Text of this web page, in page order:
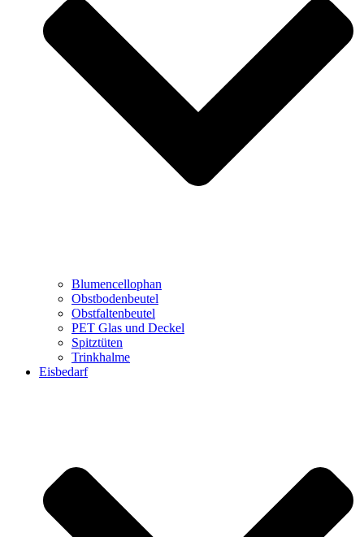
Blumencellophan
Obstbodenbeutel
Obstfaltenbeutel
PET Glas und Deckel
Spitztüten
Trinkhalme
Eisbedarf